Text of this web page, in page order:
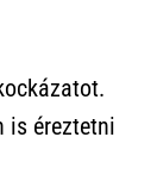
is éreztetni